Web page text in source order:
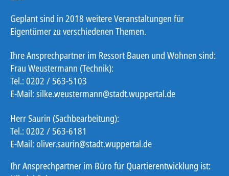
Geplant sind in 2018 weitere Veranstaltungen für
Eigentümer zu verschiedenen Themen.
Ihre Ansprechpartner im Ressort Bauen und Wohnen sind:
Frau Weustermann (Technik):
Tel.: 0202 / 563-5103
E-Mail: silke.weustermann@stadt.wuppertal.de
Herr Saurin (Sachbearbeitung):
Tel.: 0202 / 563-6181
E-Mail: oliver.saurin@stadt.wuppertal.de
Ihr Ansprechpartner im Büro für Quartierentwicklung ist: